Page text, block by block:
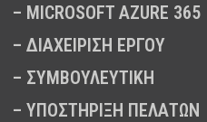
– MICROSOFT AZURE 365
– ΔΙΑΧΕΙΡΙΣΗ ΕΡΓΟΥ
– ΣΥΜΒΟΥΛΕΥΤΙΚΗ
– ΥΠΟΣΤΗΡΙΞΗ ΠΕΛΑΤΩΝ